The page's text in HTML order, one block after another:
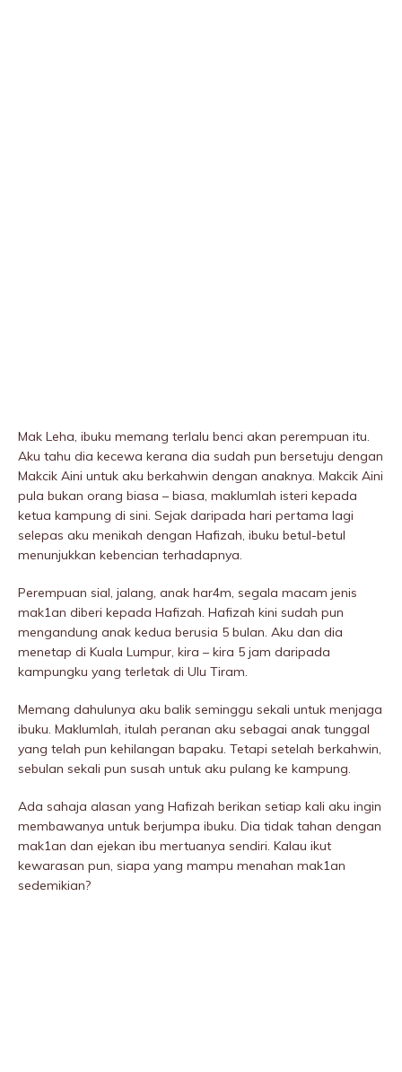
Mak Leha, ibuku memang terlalu benci akan perempuan itu.
Aku tahu dia kecewa kerana dia sudah pun bersetuju dengan
Makcik Aini untuk aku berkahwin dengan anaknya. Makcik Aini
pula bukan orang biasa – biasa, maklumlah isteri kepada
ketua kampung di sini. Sejak daripada hari pertama lagi
selepas aku menikah dengan Hafizah, ibuku betul-betul
menunjukkan kebencian terhadapnya.
Perempuan siaI, jaIang, anak har4m, segala macam jenis
mak1an diberi kepada Hafizah. Hafizah kini sudah pun
mengandung anak kedua berusia 5 bulan. Aku dan dia
menetap di Kuala Lumpur, kira – kira 5 jam daripada
kampungku yang terletak di Ulu Tiram.
Memang dahulunya aku balik seminggu sekali untuk menjaga
ibuku. Maklumlah, itulah peranan aku sebagai anak tunggal
yang telah pun kehilangan bapaku. Tetapi setelah berkahwin,
sebulan sekali pun susah untuk aku pulang ke kampung.
Ada sahaja alasan yang Hafizah berikan setiap kali aku ingin
membawanya untuk berjumpa ibuku. Dia tidak tahan dengan
mak1an dan ejekan ibu mertuanya sendiri. Kalau ikut
kewarasan pun, siapa yang mampu menahan mak1an
sedemikian?